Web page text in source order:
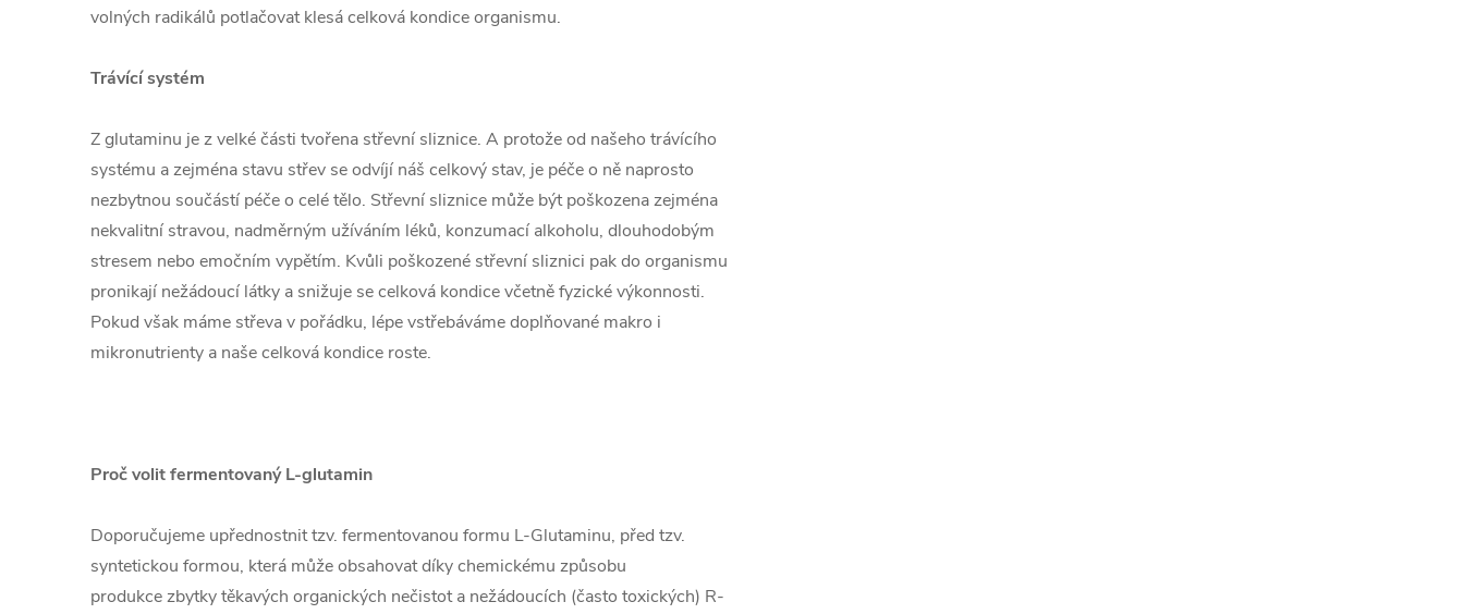
volných radikálů potlačovat klesá celková kondice organismu.
Trávící systém
Z glutaminu je z velké části tvořena střevní sliznice. A protože od našeho trávícího
systému a zejména stavu střev se odvíjí náš celkový stav, je péče o ně naprosto
nezbytnou součástí péče o celé tělo. Střevní sliznice může být poškozena zejména
nekvalitní stravou, nadměrným užíváním léků, konzumací alkoholu, dlouhodobým
stresem nebo emočním vypětím. Kvůli poškozené střevní sliznici pak do organismu
pronikají nežádoucí látky a snižuje se celková kondice včetně fyzické výkonnosti.
Pokud však máme střeva v pořádku, lépe vstřebáváme doplňované makro i
mikronutrienty a naše celková kondice roste.
Proč volit fermentovaný L-glutamin
Doporučujeme upřednostnit tzv. fermentovanou formu L-Glutaminu, před tzv.
syntetickou formou, která může obsahovat díky chemickému způsobu
produkce zbytky těkavých organických nečistot a nežádoucích (často toxických) R-